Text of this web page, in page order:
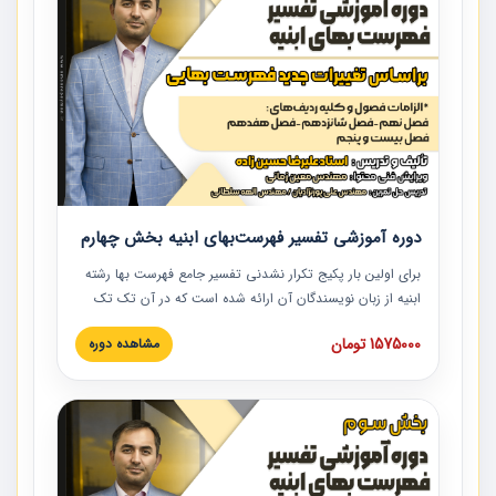
توصیه می کنیم از مطالب این دوره استفاده نمایند.
دوره آموزشی تفسیر فهرست‌بهای ابنیه بخش چهارم
برای اولین بار پکیج تکرار نشدنی تفسیر جامع فهرست بها رشته
ابنیه از زبان نویسندگان آن ارائه شده است که در آن تک تک
ردیف ها و مطالب فهرست بها تفسیر و ارائه شده است. این
دوره به صورت کامل تصویری بوده و به همراه تصاویر عملیات
دوره با کلام مهندس علیرضاحسین‌زاده مدیر پروژه مهندسی
مشاور در امر بازنگری فهرست بها رشته ابنیه ارائه شده و به تمام
همکارانی که در حوزه صنعت ساخت در حال فعالیت هستند حتما
توصیه می کنیم از مطالب این دوره استفاده نمایند.
1575000 تومان مشاهده دوره